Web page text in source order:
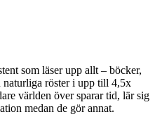
som läser upp allt – böcker,
röster i upp till 4,5x
världen över sparar tid, lär sig
medan de gör annat.